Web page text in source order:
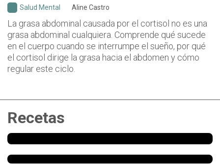
Salud Mental Aline Castro
La grasa abdominal causada por el cortisol no es una
grasa abdominal cualquiera. Comprende qué sucede
en el cuerpo cuando se interrumpe el sueño, por qué
el cortisol dirige la grasa hacia el abdomen y cómo
regular este ciclo.
Recetas